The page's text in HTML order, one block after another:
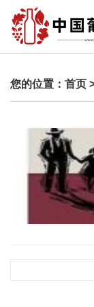
您的位置： 首页